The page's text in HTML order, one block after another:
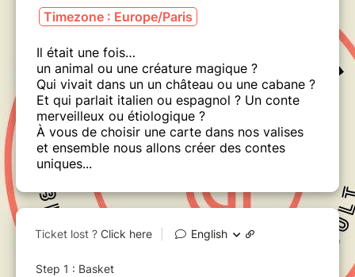
Timezone : Europe/Paris
Il était une fois…
un animal ou une créature magique ?
Qui vivait dans un un château ou une cabane ?
Et qui parlait italien ou espagnol ? Un conte
merveilleux ou étiologique ?
À vous de choisir une carte dans nos valises
et ensemble nous allons créer des contes
uniques...